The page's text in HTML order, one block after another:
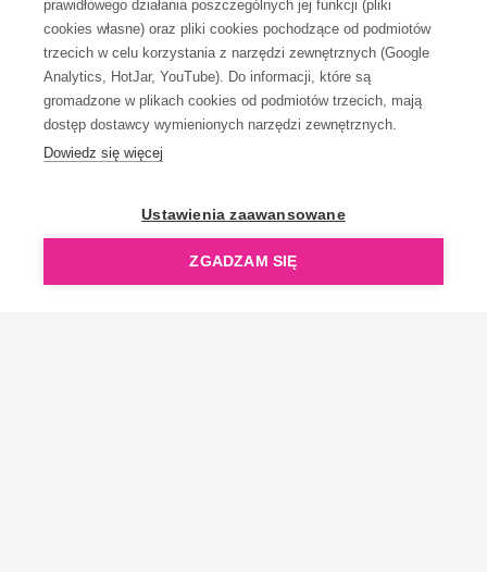
prawidłowego działania poszczególnych jej funkcji (pliki
cookies własne) oraz pliki cookies pochodzące od podmiotów
trzecich w celu korzystania z narzędzi zewnętrznych (Google
Analytics, HotJar, YouTube). Do informacji, które są
gromadzone w plikach cookies od podmiotów trzecich, mają
dostęp dostawcy wymienionych narzędzi zewnętrznych.
Dowiedz się więcej
Ustawienia zaawansowane
ZGADZAM SIĘ
KONTAKT
OpenGift jest częścią ReflectGroup.